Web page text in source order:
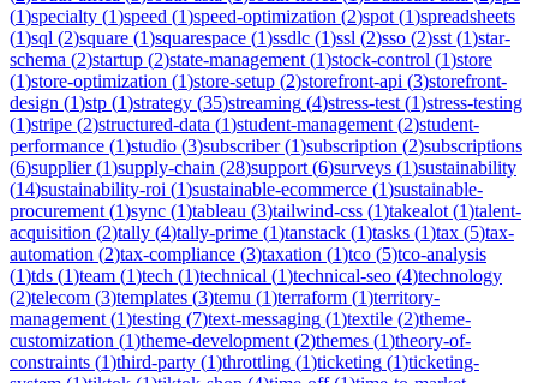
(1)specialty (1)speed (1)speed-optimization (2)spot (1)spreadsheets
(1)sql (2)square (1)squarespace (1)ssdlc (1)ssl (2)sso (2)sst (1)star-
schema (2)startup (2)state-management (1)stock-control (1)store
(1)store-optimization (1)store-setup (2)storefront-api (3)storefront-
design (1)stp (1)strategy (35)streaming (4)stress-test (1)stress-testing
(1)stripe (2)structured-data (1)student-management (2)student-
performance (1)studio (3)subscriber(1)subscription (2)subscriptions
(6)supplier(1)supply-chain (28)support (6)surveys (1)sustainability
(14)sustainability-roi (1)sustainable-ecommerce (1)sustainable-
procurement (1)sync (1)tableau (3)tailwind-css (1)takealot (1)talent-
acquisition (2)tally (4)tally-prime (1)tanstack (1)tasks (1)tax (5)tax-
automation (2)tax-compliance (3)taxation (1)tco (5)tco-analysis
(1)tds (1)team (1)tech (1)technical (1)technical-seo (4)technology
(2)telecom (3)templates (3)temu (1)terraform (1)territory-
management (1)testing (7)text-messaging (1)textile (2)theme-
customization (1)theme-development (2)themes (1)theory-of-
constraints (1)third-party (1)throttling (1)ticketing (1)ticketing-